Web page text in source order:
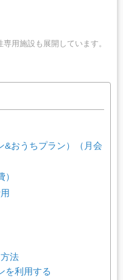
用施設も展開しています。
&おうちプラン）（月会
法
を利用する